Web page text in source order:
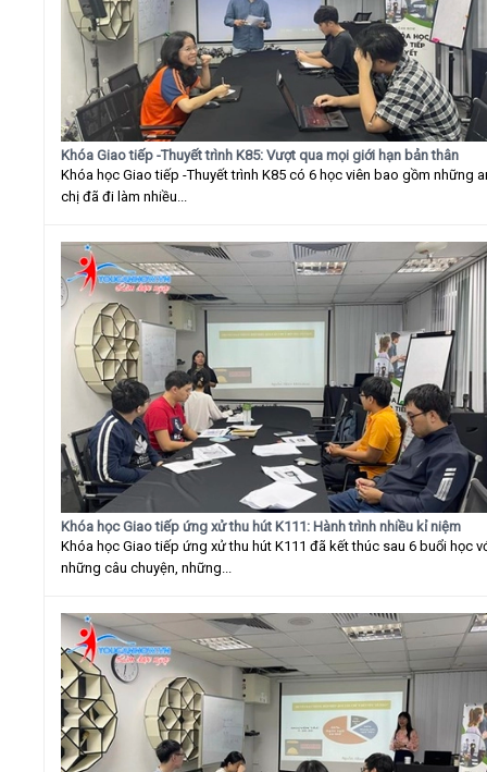
Khóa Giao tiếp -Thuyết trình K85: Vượt qua mọi giới hạn bản thân
Khóa học Giao tiếp -Thuyết trình K85 có 6 học viên bao gồm những
chị đã đi làm nhiều...
Khóa học Giao tiếp ứng xử thu hút K111: Hành trình nhiều kỉ niệm
Khóa học Giao tiếp ứng xử thu hút K111 đã kết thúc sau 6 buổi học
những câu chuyện, những...